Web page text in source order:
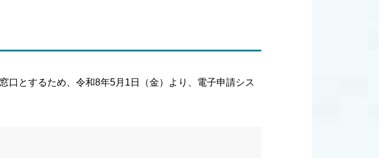
口とするため、令和8年5月1日（金）より、電子申請シス